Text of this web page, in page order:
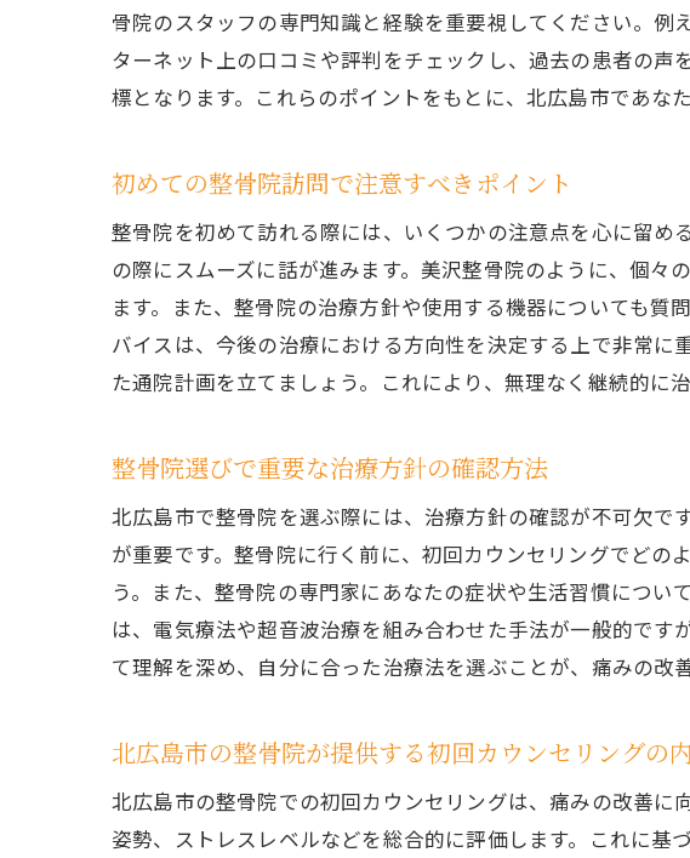
整骨院での
痛みの原因
北広島市整骨院
電気療法と超
3Dスキャニ
体幹トレー
最新技術を
北広島市の
生活の質を向上さ
慢性的な痛
整骨院が提
日常動作の見
健康な生活習
整骨院での一
整骨院が行
骨院のスタッフの専門知識と経験を重要視してください。
ターネット上の口コミや評判をチェックし、過去の患者の
標となります。これらのポイントをもとに、北広島市であな
初めての整骨院訪問で注意すべきポイント
整骨院を初めて訪れる際には、いくつかの注意点を心に留
の際にスムーズに話が進みます。美沢整骨院のように、個
ます。また、整骨院の治療方針や使用する機器についても
バイスは、今後の治療における方向性を決定する上で非常
た通院計画を立てましょう。これにより、無理なく継続的に
整骨院選びで重要な治療方針の確認方法
北広島市で整骨院を選ぶ際には、治療方針の確認が不可欠
が重要です。整骨院に行く前に、初回カウンセリングでど
う。また、整骨院の専門家にあなたの症状や生活習慣につ
は、電気療法や超音波治療を組み合わせた手法が一般的で
て理解を深め、自分に合った治療法を選ぶことが、痛みの改
北広島市の整骨院が提供する初回カウンセリングの
北広島市の整骨院での初回カウンセリングは、痛みの改善
姿勢、ストレスレベルなどを総合的に評価します。これに基